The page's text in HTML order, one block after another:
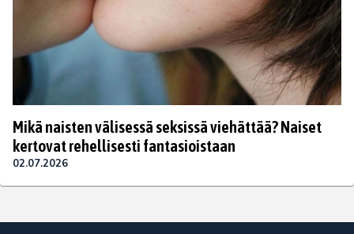
Mikä naisten välisessä seksissä viehättää? Naiset
kertovat rehellisesti fantasioistaan
02.07.2026